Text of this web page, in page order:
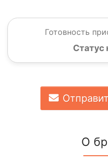
Готовность
Статус
О